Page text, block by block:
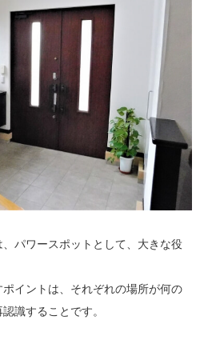
パワースポットとして、大きな役
イントは、それぞれの場所が何の
識することです。